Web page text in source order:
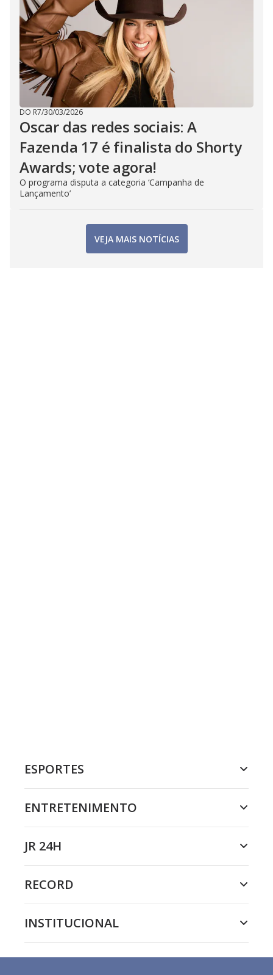
DO R7/30/03/2026
Oscar das redes sociais: A
Fazenda 17 é finalista do Shorty
Awards; vote agora!
O programa disputa a categoria ‘Campanha de
Lançamento’
VEJA MAIS NOTÍCIAS
ESPORTES
ENTRETENIMENTO
JR 24H
RECORD
INSTITUCIONAL